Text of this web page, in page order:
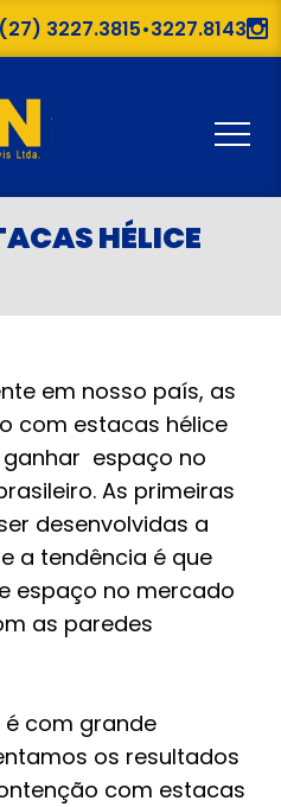
(27) 3227.3815•3227.8143
HÉLICE
em nosso país, as
com estacas hélice
espaço no
As primeiras
desenvolvidas a
a tendência é que
espaço no mercado
as paredes
é com grande
os resultados
com estacas